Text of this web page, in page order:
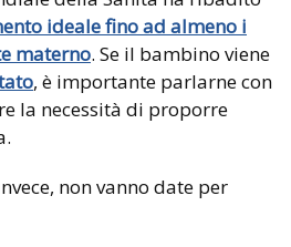
ideale fino ad almeno i
materno. Se il bambino viene
, è importante parlarne con
la necessità di proporre
non vanno date per